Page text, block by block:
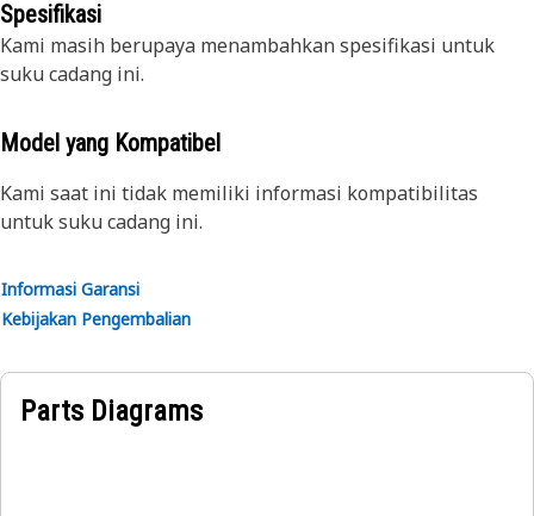
Spesifikasi
Kami masih berupaya menambahkan spesifikasi untuk
suku cadang ini.
Model yang Kompatibel
Kami saat ini tidak memiliki informasi kompatibilitas
untuk suku cadang ini.
Informasi Garansi
Kebijakan Pengembalian
Parts Diagrams